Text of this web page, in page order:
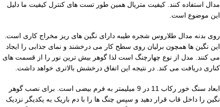
مدال استفاده کنند. کیفیت متریال همین طور تست های کنترل کیفیت ما دلیل
این موضوع است.
روی بدنه مدال طلاروس شجره طیبه دارای نگین های ریز مخراج کاری است.
این نگین ها همچون برلیان روی سطح کار می درخشند و نمای جذابی را ایجاد
می کنند. مدل از نوع چهارچنگ است لذا گوهر بیش ترین نور را از قسمت های
کناری دریافت می کند. در نتیجه این اتفاق درخشش بالاتری خواهد داشت.
ابعاد سنگ خور رکاب 11 در 9 میلیمتر به فرم بیضی است. برای نصب گوهر
نگین را داخل قاب قرار دهید و سپس چنگ ها را با دم باریک به یکدیگر نزدیک